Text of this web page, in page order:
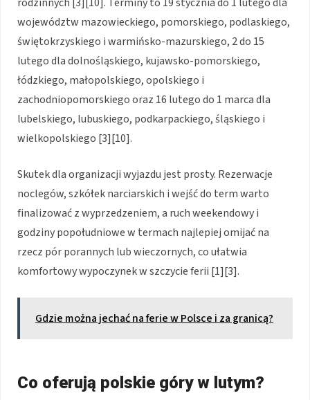
rodzinnych [3][10]. Terminy to 19 stycznia do 1 lutego dla
województw mazowieckiego, pomorskiego, podlaskiego,
świętokrzyskiego i warmińsko-mazurskiego, 2 do 15
lutego dla dolnośląskiego, kujawsko-pomorskiego,
łódzkiego, małopolskiego, opolskiego i
zachodniopomorskiego oraz 16 lutego do 1 marca dla
lubelskiego, lubuskiego, podkarpackiego, śląskiego i
wielkopolskiego [3][10].
Skutek dla organizacji wyjazdu jest prosty. Rezerwacje
noclegów, szkółek narciarskich i wejść do term warto
finalizować z wyprzedzeniem, a ruch weekendowy i
godziny popołudniowe w termach najlepiej omijać na
rzecz pór porannych lub wieczornych, co ułatwia
komfortowy wypoczynek w szczycie ferii [1][3].
Gdzie można jechać na ferie w Polsce i za granicą?
Co oferują polskie góry w lutym?